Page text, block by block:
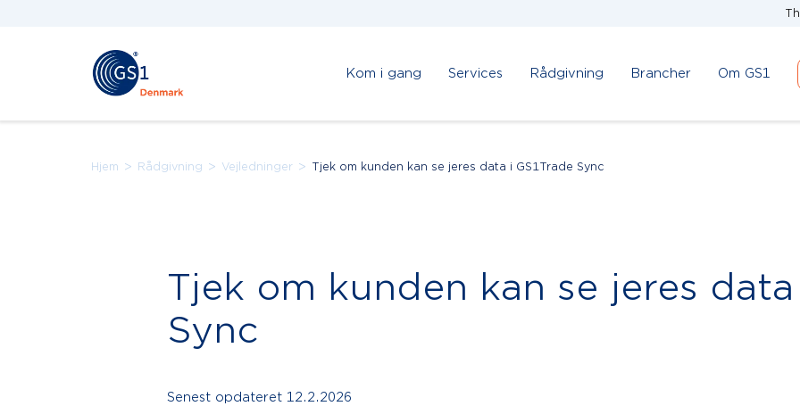
Kom i gang Services Rådgivning Brancher Om GS1
Hjem > Rådgivning > Vejledninger > Tjek om kunden kan se jeres data i GS1Trade Sync
Tjek om kunden kan se jeres data
Sync
Senest opdateret 12.2.2026